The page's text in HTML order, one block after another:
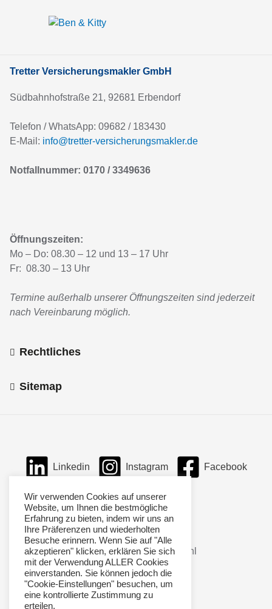
Tretter Versicherungsmakler GmbH
Südbahnhofstraße 21, 92681 Erbendorf
Telefon / WhatsApp: 09682 / 183430
E-Mail: info@tretter-versicherungsmakler.de
Notfallnummer: 0170 / 3349636
Öffnungszeiten:
Mo – Do: 08.30 – 12 und 13 – 17 Uhr
Fr: 08.30 – 13 Uhr
Termine außerhalb unserer Öffnungszeiten sind jederzeit
nach Vereinbarung möglich.
Rechtliches
Sitemap
Linkedin Instagram Facebook
Wir verwenden Cookies auf unserer
Website, um Ihnen die bestmögliche
Erfahrung zu bieten, indem wir uns an
Ihre Präferenzen und wiederholten
Besuche erinnern. Wenn Sie auf "Alle
akzeptieren" klicken, erklären Sie sich
mit der Verwendung ALLER Cookies
einverstanden. Sie können jedoch die
"Cookie-Einstellungen" besuchen, um
eine kontrollierte Zustimmung zu
erteilen.